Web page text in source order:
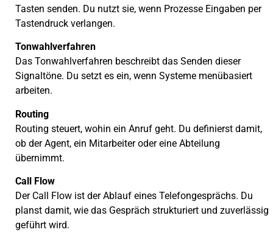
Tasten senden. Du nutzt sie, wenn Prozesse Eingaben per
Tastendruck verlangen.
Tonwahlverfahren
Das Tonwahlverfahren beschreibt das Senden dieser
Signaltöne. Du setzt es ein, wenn Systeme menübasiert
arbeiten.
Routing
Routing steuert, wohin ein Anruf geht. Du definierst damit,
ob der Agent, ein Mitarbeiter oder eine Abteilung
übernimmt.
Call Flow
Der Call Flow ist der Ablauf eines Telefongesprächs. Du
planst damit, wie das Gespräch strukturiert und zuverlässig
geführt wird.